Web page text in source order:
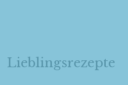
Lieblingsrezepte